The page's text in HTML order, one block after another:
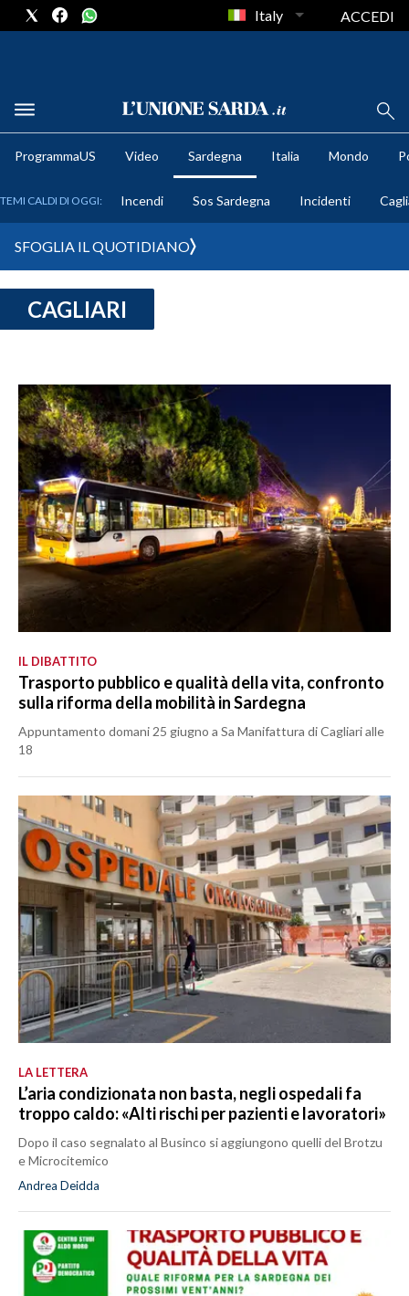
METEO
CRONACA SARDEGNA
SULCIS IGLESIENTE
MEDIO CAMPIDANO
ORISTANO E PROVINCIA
SASSARI E PROVINCIA
GALLURA
NUORO E PROVINCIA
OGLIASTRA
AGENDA
ITALIA
MONDO
POLITICA
SERVIZI ALLE IMPRESE
LAVORO
BANDI
SPORT IN SARDEGNA
SPORT
RISULTATI E CLASSIFICHE
CALCIO
CALCIO REGIONALE
BASKET
VOLLEY
MOTORI
TENNIS
ALTRI SPORT
SPETTACOLI
Italy ACCEDI
ProgrammaUS Video Sardegna Italia Mondo
TEMI CALDI DI OGGI: Incendi Sos Sardegna Incidenti
SFOGLIA IL QUOTIDIANO
CAGLIARI
IL DIBATTITO
Trasporto pubblico e qualità della vita, confronto
sulla riforma della mobilità in Sardegna
Appuntamento domani 25 giugno a Sa Manifattura di Cagliari alle
18
LA LETTERA
L’aria condizionata non basta, negli ospedali fa
troppo caldo: «Alti rischi per pazienti e lavoratori»
Dopo il caso segnalato al Businco si aggiungono quelli del Brotzu
e Microcitemico
Andrea Deidda